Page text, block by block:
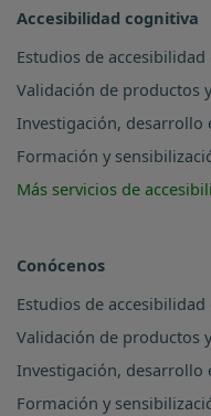
Accesibilidad cognitiva
Estudios de
Validación de productos
Investigación, desarrollo
Formación y
Más servicios de
Conócenos
Estudios de
Validación de productos
Investigación, desarrollo
Formación y